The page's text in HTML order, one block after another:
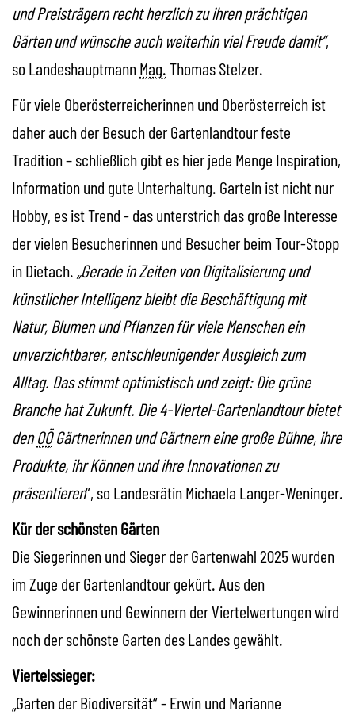
und Preisträgern recht herzlich zu ihren prächtigen
Gärten und wünsche auch weiterhin viel Freude damit“,
so LandeshauptmannMag.Thomas Stelzer.
Für viele Oberösterreicherinnen und Oberösterreich ist
daher auch der Besuch der Gartenlandtour feste
Tradition – schließlich gibt es hier jede Menge Inspiration,
Information und gute Unterhaltung. Garteln ist nicht nur
Hobby, es ist Trend - das unterstrich das große Interesse
der vielen Besucherinnen und Besucher beim Tour-Stopp
in Dietach. „Gerade in Zeiten von Digitalisierung und
künstlicher Intelligenz bleibt die Beschäftigung mit
Natur, Blumen und Pflanzen für viele Menschen ein
unverzichtbarer, entschleunigender Ausgleich zum
Alltag. Das stimmt optimistisch und zeigt: Die grüne
Branche hat Zukunft. Die 4-Viertel-Gartenlandtour bietet
denOÖGärtnerinnen und Gärtnern eine große Bühne, ihre
Produkte, ihr Können und ihre Innovationen zu
präsentieren“, so Landesrätin Michaela Langer-Weninger.
Kür der schönsten Gärten
Die Siegerinnen und Sieger der Gartenwahl 2025 wurden
im Zuge der Gartenlandtour gekürt. Aus den
Gewinnerinnen und Gewinnern der Viertelwertungen wird
noch der schönste Garten des Landes gewählt.
Viertelssieger:
„Garten der Biodiversität“ - Erwin und Marianne